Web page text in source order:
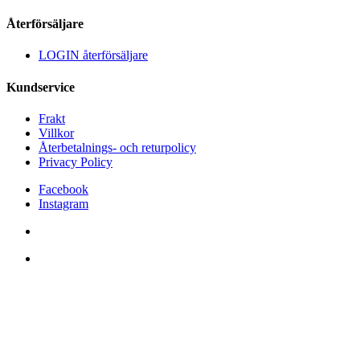
Återförsäljare
LOGIN återförsäljare
Kundservice
Frakt
Villkor
Återbetalnings- och returpolicy
Privacy Policy
Facebook
Instagram